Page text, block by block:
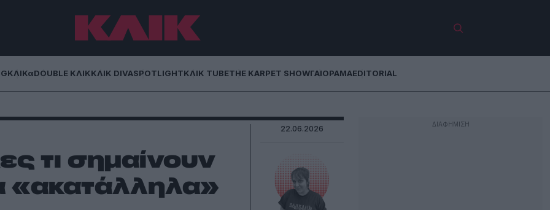
ΚΛΙΚαDOUBLE ΚΛΙΚΚΛΙΚ DIVASPOTLIGHTΚΛΙΚ TUBETHE KARPET SHOWΓΑΙΟΡΑΜΑEDITORIAL
τι σημαίνουν
«ακατάλληλα»
22.06.2026